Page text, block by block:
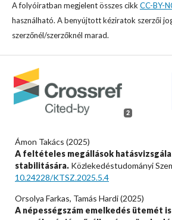
A folyóiratban megjelent összes cikk CC-BY-
használható. A benyújtott kéziratok szerzői
szerzőnél/szerzőknél marad.
2
Ámon Takács (2025)
A feltételes megállások
stabilitására. Közlekedéstudományi
10.24228/KTSZ.2025.5.4
Orsolya Farkas, Tamás Hardi (2025)
A népességszám emelkedés ütemét